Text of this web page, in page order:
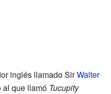
inglés llamado SirWalter
al que llamó Tucupity